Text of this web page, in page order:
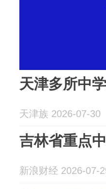
天津多所中
天津族 2026-07-30
吉林省重点
新浪财经 2026-07-